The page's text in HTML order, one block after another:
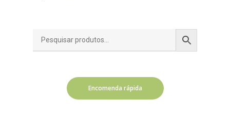
Encomenda rápida